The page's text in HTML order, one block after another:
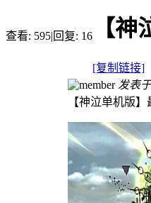
查看: 595|回复: 16 【
[复制链接]
发表
【神泣单机版